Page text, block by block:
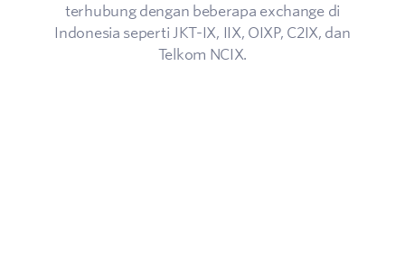
terhubung dengan beberapa exchange di
Indonesia seperti JKT-IX, IIX, OIXP, C2IX, dan
Telkom NCIX.